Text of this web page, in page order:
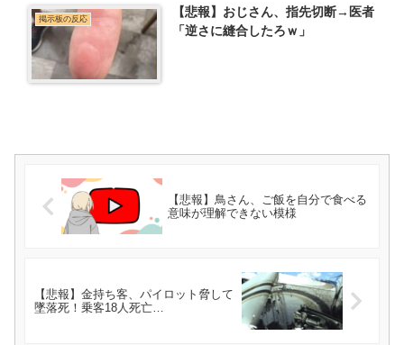
掲示板の反応
【悲報】おじさん、指先切断→医者
「逆さに縫合したろｗ」
【悲報】鳥さん、ご飯を自分で食べる
意味が理解できない模様
【悲報】金持ち客、パイロット脅して
墜落死！乗客18人死亡…